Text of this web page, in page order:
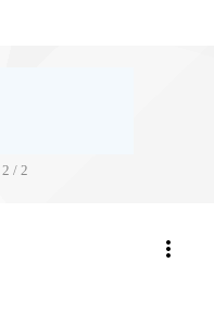
2 / 2
more_vert